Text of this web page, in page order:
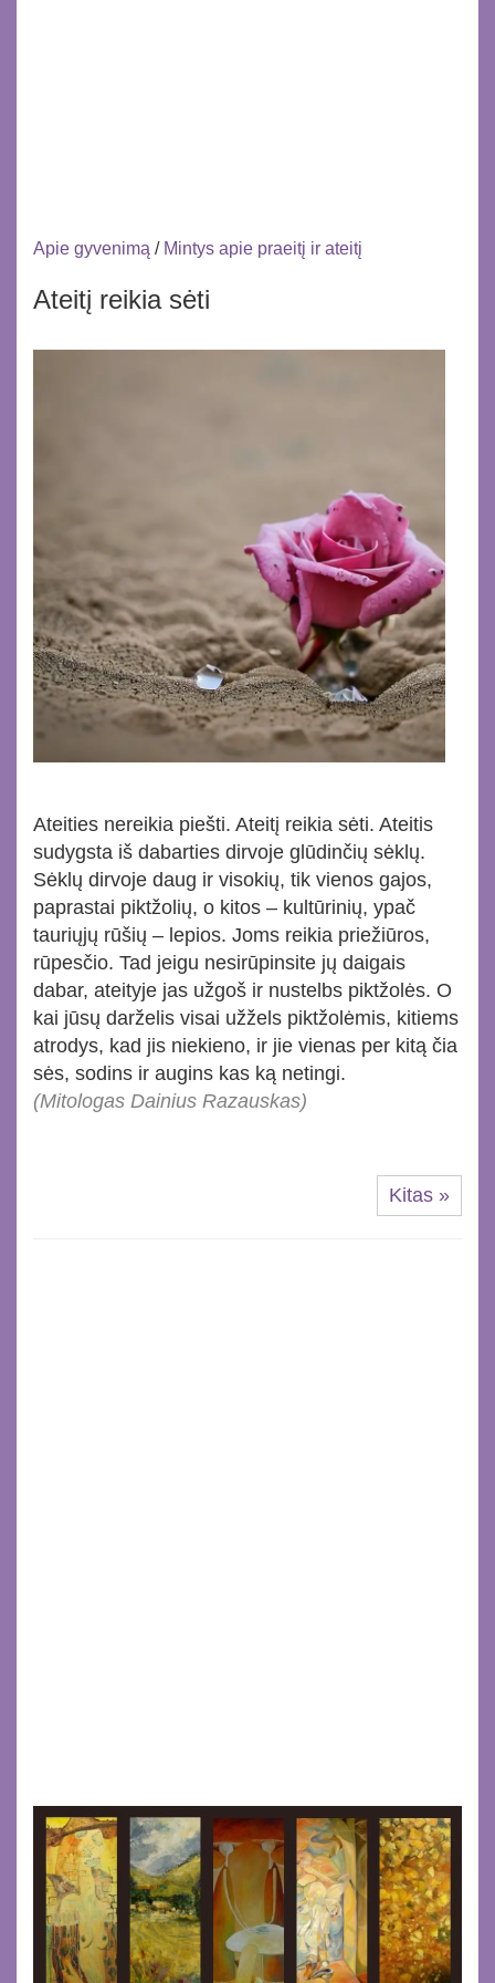
Apie gyvenimą / Mintys apie praeitį ir ateitį
Ateitį reikia sėti
Ateities nereikia piešti. Ateitį reikia sėti. Ateitis
sudygsta iš dabarties dirvoje glūdinčių sėklų.
Sėklų dirvoje daug ir visokių, tik vienos gajos,
paprastai piktžolių, o kitos – kultūrinių, ypač
tauriųjų rūšių – lepios. Joms reikia priežiūros,
rūpesčio. Tad jeigu nesirūpinsite jų daigais
dabar, ateityje jas užgoš ir nustelbs piktžolės. O
kai jūsų darželis visai užžels piktžolėmis, kitiems
atrodys, kad jis niekieno, ir jie vienas per kitą čia
sės, sodins ir augins kas ką netingi.
(Mitologas Dainius Razauskas)
Kitas »